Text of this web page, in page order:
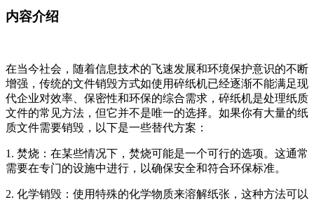
内容介绍
在当今社会，随着信息技术的飞速发展和环境保护意识的不断
增强，传统的文件销毁方式如使用碎纸机已经逐渐不能满足现
代企业对效率、保密性和环保的综合需求，碎纸机是处理纸质
文件的常见方法，但它并不是唯一的选择。如果你有大量的纸
质文件需要销毁，以下是一些替代方案：
1. 焚烧：在某些情况下，焚烧可能是一个可行的选项。这通常
需要在专门的设施中进行，以确保安全和符合环保标准。
2. 化学销毁：使用特殊的化学物质来溶解纸张，这种方法可以